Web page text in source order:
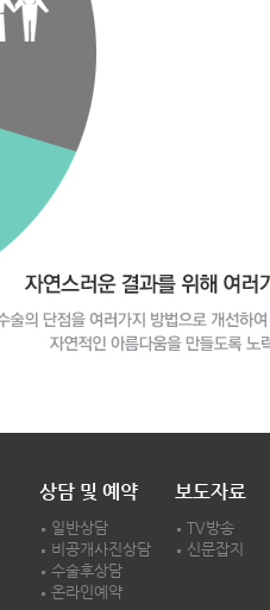
상담 및 예약
일반상담
비공개사진상담
수술후상담
온라인예약
보도자료
TV방송
신문잡지